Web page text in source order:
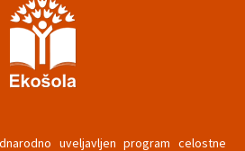
uveljavljen program celostne